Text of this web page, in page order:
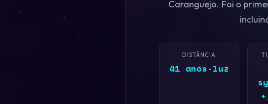
Caranguejo. Foi o
DISTÂNCIA
41 anos-luz